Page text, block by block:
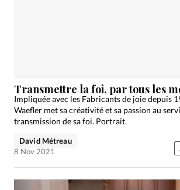
Transmettre la foi, par tous les
Impliquée avec les Fabricants de joie depuis
Waefler met sa créativité et sa passion au
transmission de sa foi. Portrait.
David Métreau
8 Nov 2021